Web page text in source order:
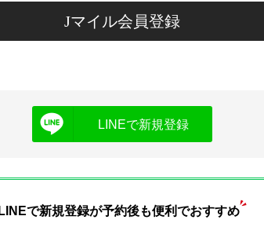
Jマイル会員登録
LINEで新規登録
LINEで新規登録が予約後も便利でおすすめ